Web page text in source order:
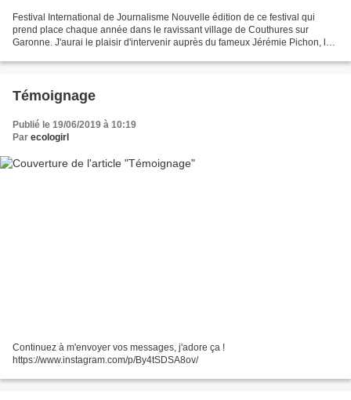
Festival International de Journalisme Nouvelle édition de ce festival qui
prend place chaque année dans le ravissant village de Couthures sur
Garonne. J'aurai le plaisir d'intervenir auprès du fameux Jérémie Pichon, le
Témoignage
Publié le 19/06/2019 à 10:19
Par ecologirl
Continuez à m'envoyer vos messages, j'adore ça !
https://www.instagram.com/p/By4tSDSA8ov/